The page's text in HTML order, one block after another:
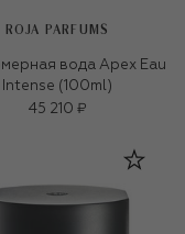
ROJA PARFUMS
вода Apex Eau
Intense (100ml)
45 210 ₽